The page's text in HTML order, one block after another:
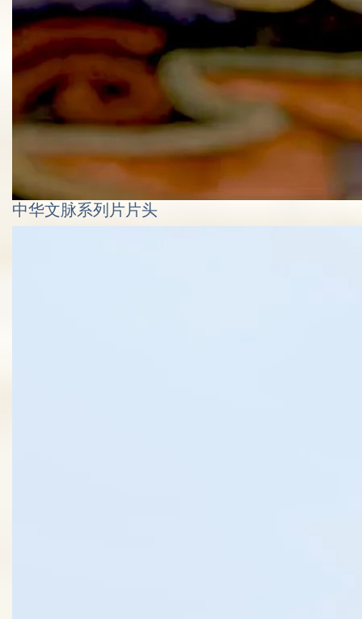
中华文脉系列片片头